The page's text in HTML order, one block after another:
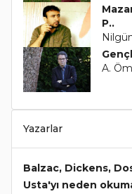
P..
A.
Yazarlar
Balzac, Dickens,
Usta'yı neden